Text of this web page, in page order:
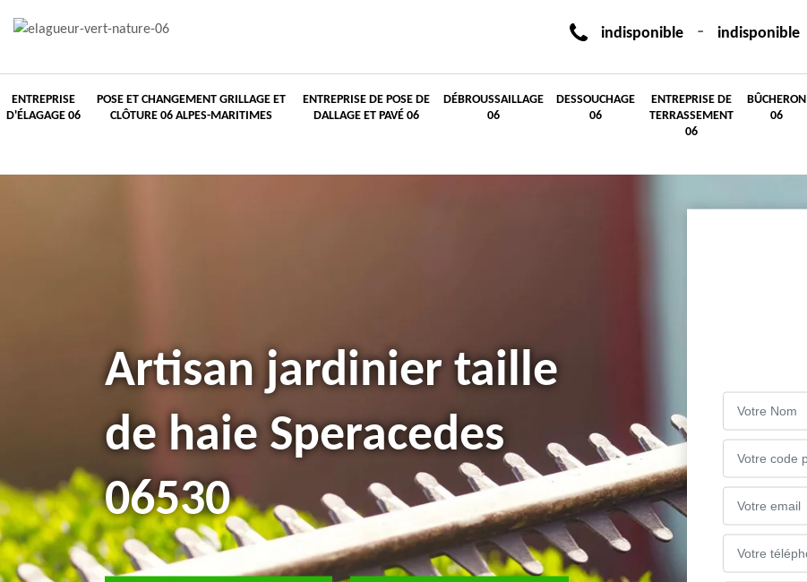
indisponible - indisponible
ENTREPRISE
D'ÉLAGAGE 06
POSE ET CHANGEMENT GRILLAGE ET
CLÔTURE 06 ALPES-MARITIMES
ENTREPRISE DE POSE DE
DALLAGE ET PAVÉ 06
DÉBROUSSAILLAGE
06
DESSOUCHAGE
06
ENTREPRISE DE
TERRASSEMENT
06
BÛCHERON
06
Artisan jardinier taille
de haie Speracedes
06530